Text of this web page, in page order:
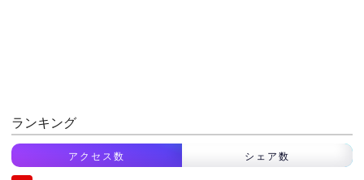
ランキング
アクセス数 シェア数